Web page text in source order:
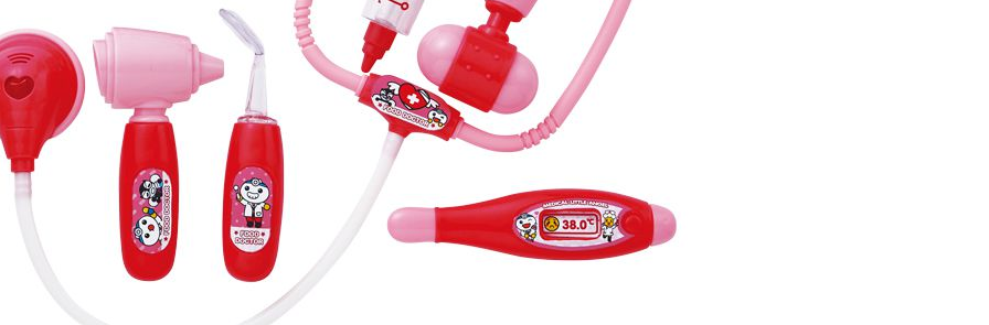
※ 交易是否成功請以「AFTEE先享後付 」之結帳頁面顯示為準，若有關於
是否繳費成功／繳費後需取消欲退款等相關疑問，請聯繫「AFTEE先享後
付客戶支援中心」
https://netprotections.freshdesk.com/support/home
【注意事項】
１．透過由恩沛科技股份有限公司提供之「AFTEE先享後付」服務完成之
交易，需依本服務之必要範圍內提供個人資料，並將交易相關給付款項請
求債權轉讓予恩沛科技股份有限公司。
https://aftee.tw/terms/#terms3
３．未成年的使用者請事先徵得法定代理人或監護人之同意方可使用
「AFTEE先享後付」，若未經同意申辦者引起之損失，本公司不負相關責
付款後7-11取貨
每筆NT$60，滿NT$590(含以上)免運費
宅配
每筆NT$100，滿NT$590(含以上)免運費
每筆NT$150，滿NT$890(含以上)免運費